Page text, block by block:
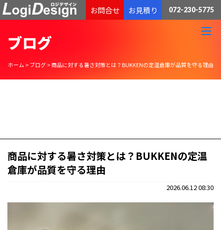
通販物流専門 低価格・発送代行のロジデザイン
お問合せ お見積り 072-230-5775
ブログ
ホーム >ブログ>商品に対する暑さ対策とは？BUKKENの定温倉庫が品質を守る理由
商品に対する暑さ対策とは？BUKKENの定温
倉庫が品質を守る理由
2026.06.12 08:30